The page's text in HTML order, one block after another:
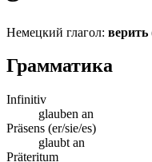
Немецкий глагол: верить
Грамматика
Infinitiv
glauben an
Präsens (er/sie/es)
glaubt an
Präteritum